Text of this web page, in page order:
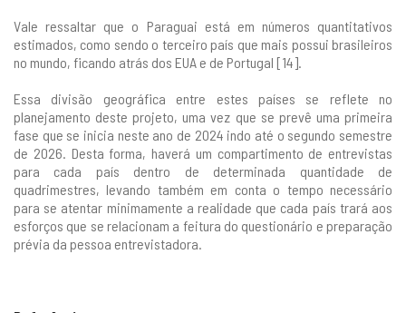
Vale ressaltar que o Paraguai está em números quantitativos
estimados, como sendo o terceiro país que mais possui brasileiros
no mundo, ficando atrás dos EUA e de Portugal [14].
Essa divisão geográfica entre estes países se reflete no
planejamento deste projeto, uma vez que se prevê uma primeira
fase que se inicia neste ano de 2024 indo até o segundo semestre
de 2026. Desta forma, haverá um compartimento de entrevistas
para cada país dentro de determinada quantidade de
quadrimestres, levando também em conta o tempo necessário
para se atentar minimamente a realidade que cada país trará aos
esforços que se relacionam a feitura do questionário e preparação
prévia da pessoa entrevistadora.